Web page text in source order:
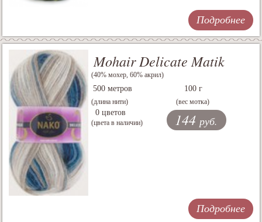
Подробнее
Mohair Delicate Matik
(40% мохер, 60% акрил)
500 метров
(длина нити)
100 г
(вес мотка)
0 цветов
(цвета в наличии) 144 руб.
Подробнее